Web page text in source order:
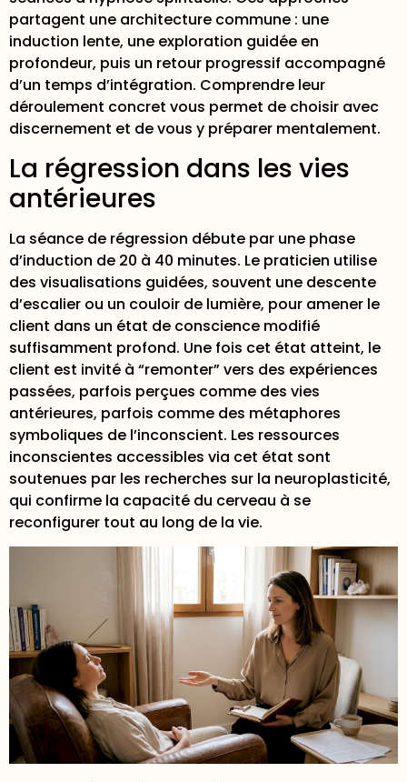
partagent une architecture commune : une
induction lente, une exploration guidée en
profondeur, puis un retour progressif accompagné
d’un temps d’intégration. Comprendre leur
déroulement concret vous permet de choisir avec
discernement et de vous y préparer mentalement.
La régression dans les vies
antérieures
La séance de régression débute par une phase
d’induction de 20 à 40 minutes. Le praticien utilise
des visualisations guidées, souvent une descente
d’escalier ou un couloir de lumière, pour amener le
client dans un état de conscience modifié
suffisamment profond. Une fois cet état atteint, le
client est invité à “remonter” vers des expériences
passées, parfois perçues comme des vies
antérieures, parfois comme des métaphores
symboliques de l’inconscient. Les ressources
inconscientes accessibles via cet état sont
soutenues par les recherches sur la neuroplasticité,
qui confirme la capacité du cerveau à se
reconfigurer tout au long de la vie.